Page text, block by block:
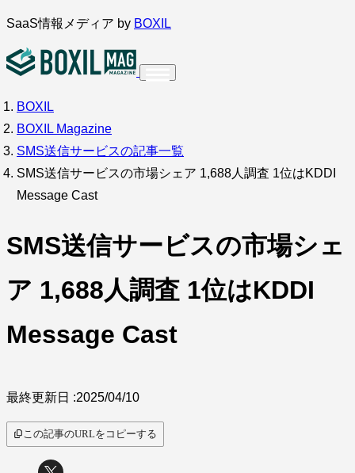
内
を
キ
ッ
プ
SaaS情報メディア by BOXIL
インタビュー
調査・アンケート
BOXIL
BOXIL Magazine
SMS送信サービスの記事一覧
SMS送信サービスの市場シェア 1,688人調査 1位はKDDI
Message Cast
SMS送信サービスの市場シェ
ア 1,688人調査 1位はKDDI
Message Cast
最終更新日 :2025/04/10
この記事のURLをコピーする